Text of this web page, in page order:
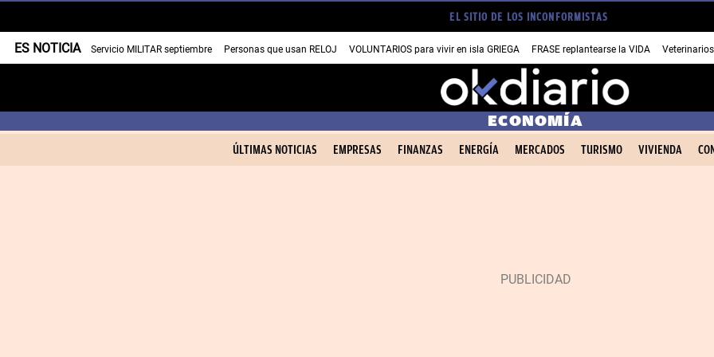
EL SITIO DE LOS INCONFORMISTAS
ES NOTICIA Servicio MILITAR septiembre Personas que usan RELOJ VOLUNTARIOS para vivir en isla GRIEGA FRASE replantearse la VIDA Veterinarios
ECONOMÍA
ÚLTIMAS NOTICIAS EMPRESAS FINANZAS ENERGÍA MERCADOS TURISMO VIVIENDA